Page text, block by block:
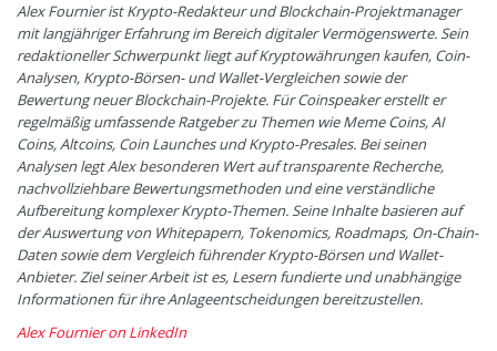
Alex Fournier ist Krypto-Redakteur und Blockchain-Projektmanager
mit langjähriger Erfahrung im Bereich digitaler Vermögenswerte. Sein
redaktioneller Schwerpunkt liegt auf Kryptowährungen kaufen, Coin-
Analysen, Krypto-Börsen- und Wallet-Vergleichen sowie der
Bewertung neuer Blockchain-Projekte. Für Coinspeaker erstellt er
regelmäßig umfassende Ratgeber zu Themen wie Meme Coins, AI
Coins, Altcoins, Coin Launches und Krypto-Presales. Bei seinen
Analysen legt Alex besonderen Wert auf transparente Recherche,
nachvollziehbare Bewertungsmethoden und eine verständliche
Aufbereitung komplexer Krypto-Themen. Seine Inhalte basieren auf
der Auswertung von Whitepapern, Tokenomics, Roadmaps, On-Chain-
Daten sowie dem Vergleich führender Krypto-Börsen und Wallet-
Anbieter. Ziel seiner Arbeit ist es, Lesern fundierte und unabhängige
Informationen für ihre Anlageentscheidungen bereitzustellen.
Alex Fournier on LinkedIn